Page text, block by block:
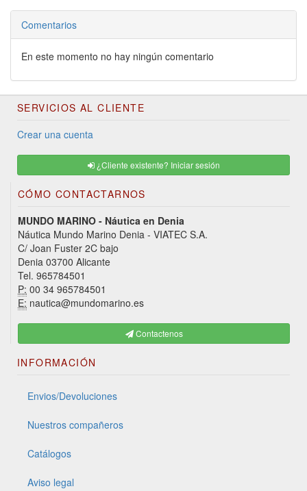
Comentarios
En este momento no hay ningún comentario
SERVICIOS AL CLIENTE
Crear una cuenta
¿Cliente existente? Iniciar sesión
CÓMO CONTACTARNOS
MUNDO MARINO - Náutica en Denia
Náutica Mundo Marino Denia - VIATEC S.A.
C/ Joan Fuster 2C bajo
Denia 03700 Alicante
Tel. 965784501
P: 00 34 965784501
E: nautica@mundomarino.es
Contactenos
INFORMACIÓN
Envios/Devoluciones
Nuestros compañeros
Catálogos
Aviso legal